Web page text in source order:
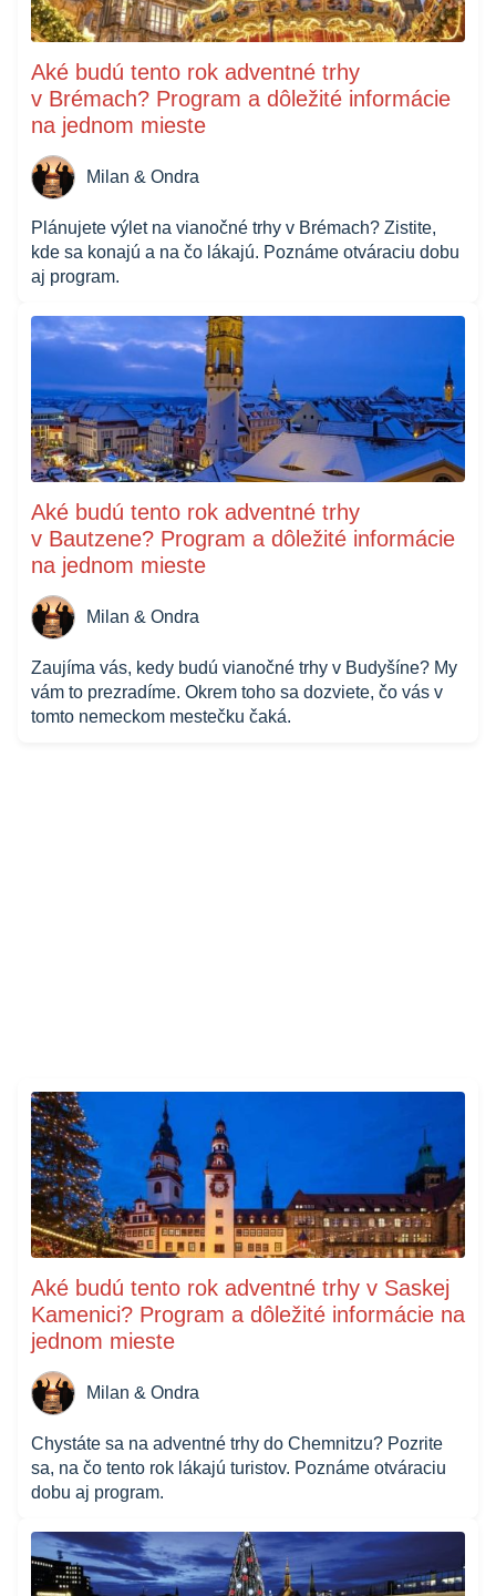
Aké budú tento rok adventné trhy
v Brémach? Program a dôležité informácie
na jednom mieste
Milan & Ondra
Plánujete výlet na vianočné trhy v Brémach? Zistite,
kde sa konajú a na čo lákajú. Poznáme otváraciu dobu
aj program.
Aké budú tento rok adventné trhy
v Bautzene? Program a dôležité informácie
na jednom mieste
Milan & Ondra
Zaujíma vás, kedy budú vianočné trhy v Budyšíne? My
vám to prezradíme. Okrem toho sa dozviete, čo vás v
tomto nemeckom mestečku čaká.
Aké budú tento rok adventné trhy v Saskej
Kamenici? Program a dôležité informácie na
jednom mieste
Milan & Ondra
Chystáte sa na adventné trhy do Chemnitzu? Pozrite
sa, na čo tento rok lákajú turistov. Poznáme otváraciu
dobu aj program.